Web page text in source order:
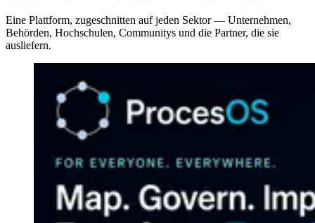
Eine Plattform, zugeschnitten auf jeden Sektor — Unternehmen,
Behörden, Hochschulen, Communitys und die Partner, die sie
ausliefern.